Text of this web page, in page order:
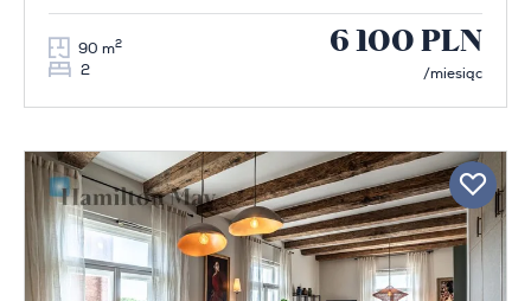
90 m2
2
6 100 PLN
/miesiąc